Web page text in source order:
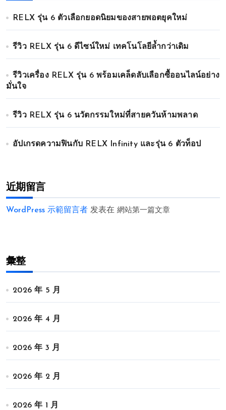
RELX รุ่น 6 ตัวเลือกยอดนิยมของสายพอตยุคใหม่
รีวิว RELX รุ่น 6 ดีไซน์ใหม่ เทคโนโลยีล้ำกว่าเดิม
รีวิวเครื่อง RELX รุ่น 6 พร้อมเคล็ดลับเลือกซื้ออนไลน์อย่าง
มั่นใจ
รีวิว RELX รุ่น 6 นวัตกรรมใหม่ที่สายควันห้ามพลาด
อัปเกรดความฟินกับ RELX Infinity และรุ่น 6 ตัวท็อป
近期留言
WordPress 示範留言者 发表在 網站第一篇文章
彙整
2026 年 5 月
2026 年 4 月
2026 年 3 月
2026 年 2 月
2026 年 1 月